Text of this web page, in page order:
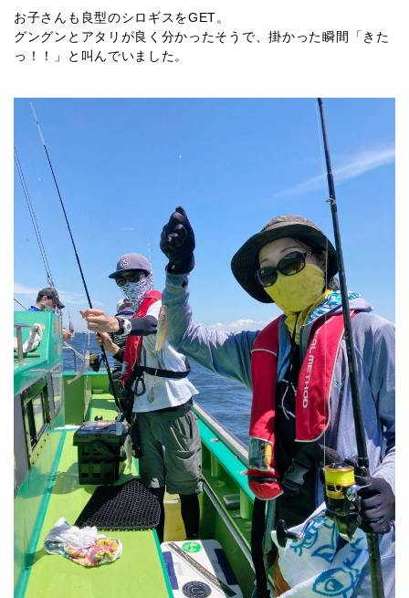
お子さんも良型のシロギスをGET。
グングンとアタリが良く分かったそうで、掛かった瞬間「きた
っ！！」と叫んでいました。